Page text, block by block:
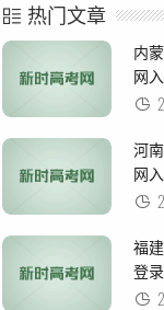
热门文章
内
网
河
网
福
登